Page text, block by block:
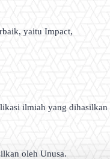
yaitu Impact,
ilmiah yang dihasilkan
oleh Unusa.